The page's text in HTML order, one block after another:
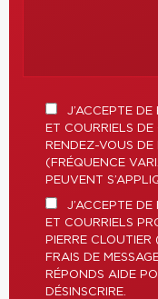
J’ACCEPTE DE
ET COURRIELS
RENDEZ-VOUS
(FRÉQUENCE
PEUVENT
J’ACCEPTE DE
ET COURRIELS
PIERRE
FRAIS DE
RÉPONDS AIDE
DÉSINSCRIRE.